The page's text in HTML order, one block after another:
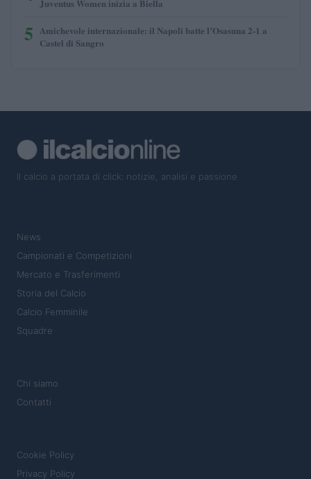
Juventus Women inizia a Biella
5 Amichevole internazionale: il Napoli batte l’Osasuna 2-1 a
Castel di Sangro
Il calcio a portata di click: notizie, analisi e passione
News
Campionati e Competizioni
Mercato e Trasferimenti
Storia del Calcio
Calcio Femminile
Squadre
Chi siamo
Contatti
Cookie Policy
Privacy Policy